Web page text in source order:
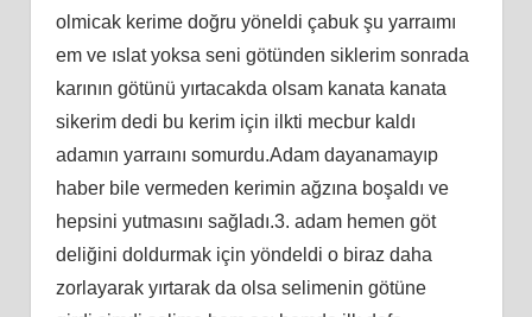
olmicak kerime doğru yöneldi çabuk şu yarraımı
em ve ıslat yoksa seni götünden siklerim sonrada
karının götünü yırtacakda olsam kanata kanata
sikerim dedi bu kerim için ilkti mecbur kaldı
adamın yarraını somurdu.Adam dayanamayıp
haber bile vermeden kerimin ağzına boşaldı ve
hepsini yutmasını sağladı.3. adam hemen göt
deliğini doldurmak için yöndeldi o biraz daha
zorlayarak yırtarak da olsa selimenin götüne